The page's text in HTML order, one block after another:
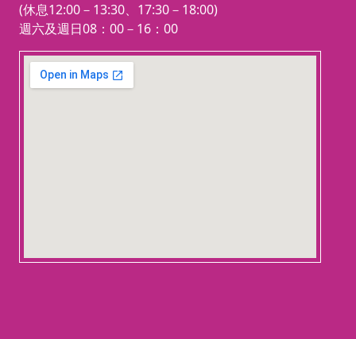
(休息12:00－13:30、17:30－18:00)
週六及週日08：00－16：00
123 movies
embedgooglemap.net